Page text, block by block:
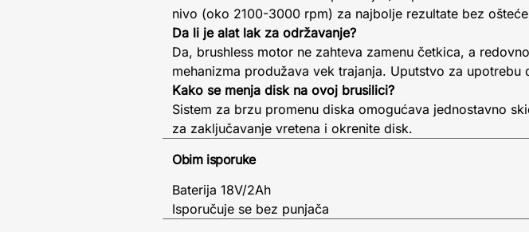
nivo (oko 2100-3000 rpm) za najbolje rezultate bez
Da li je alat lak za održavanje?
Da, brushless motor ne zahteva zamenu četkica, a
mehanizma produžava vek trajanja. Uputstvo za upotrebu
Kako se menja disk na ovoj brusilici?
Sistem za brzu promenu diska omogućava jednostavno
za zaključavanje vretena i okrenite disk.
Obim isporuke
Baterija 18V/2Ah
Isporučuje se bez punjača